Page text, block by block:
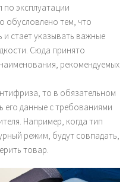
по эксплуатации
обусловлено тем, что
стает указывать важные
Сюда принято
рекомендуемых
то в обязательном
его данные с требованиями
Например, когда тип
режим, будут совпадать,
товар.